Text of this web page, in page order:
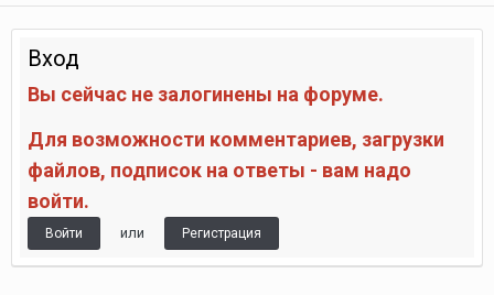
Вход
Вы сейчас не залогинены на форуме.
Для возможности комментариев, загрузки
файлов, подписок на ответы - вам надо
войти.
Войти или Регистрация